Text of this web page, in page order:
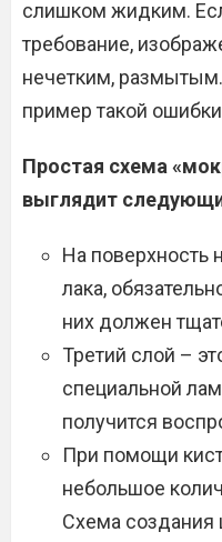
слишком жидким.
требование,
нечетким,
пример такой
Простая схема
выглядит
На поверхность
лака,
них должен
Третий слой –
специальной
получится
При помощи
небольшое
Схема создания